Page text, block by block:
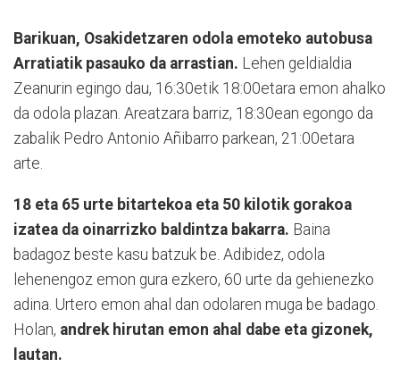
Barikuan, Osakidetzaren odola emoteko autobusa
Arratiatik pasauko da arrastian. Lehen geldialdia
Zeanurin egingo dau, 16:30etik 18:00etara emon ahalko
da odola plazan. Areatzara barriz, 18:30ean egongo da
zabalik Pedro Antonio Añibarro parkean, 21:00etara
arte.
18 eta 65 urte bitartekoa eta 50 kilotik gorakoa
izatea da oinarrizko baldintza bakarra. Baina
badagoz beste kasu batzuk be. Adibidez, odola
lehenengoz emon gura ezkero, 60 urte da gehienezko
adina. Urtero emon ahal dan odolaren muga be badago.
Holan, andrek hirutan emon ahal dabe eta gizonek,
lautan.